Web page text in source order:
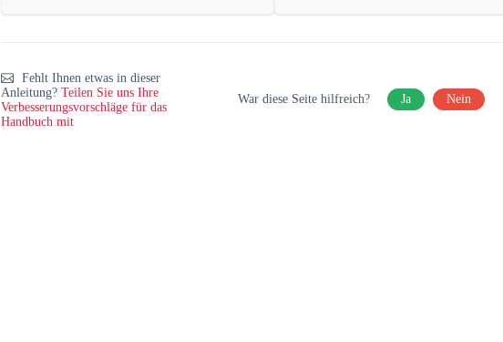
Fehlt Ihnen etwas in dieser
Anleitung? Teilen Sie uns Ihre
Verbesserungsvorschläge für das
Handbuch mit
War diese Seite hilfreich? Ja Nein